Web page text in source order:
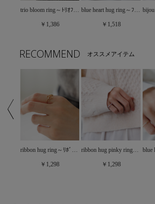
trio bloom ring～ﾄﾘｵﾌﾞﾙｰﾑﾘﾝｸﾞ
￥1,386
blue heart hug ring～ﾌﾞﾙｰﾊｰﾄﾊｸﾞﾘﾝｸﾞ
￥1,518
RECOMMEND オススメアイテム
ribbon hug ring～ﾘﾎﾞﾝﾊｸﾞﾘﾝｸﾞ
￥1,298
ribbon hug pinky ring～ﾘﾎﾞﾝﾊｸﾞﾋﾟﾝｷｰﾘﾝｸﾞ
￥1,298